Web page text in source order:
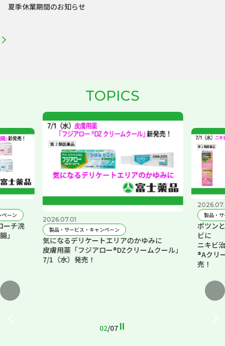
夏季休業期間のお知らせ
topics
ペーン
ーチ浣
」
2026.07.01
製品・サービス・キャンペーン
気になるデリケートエリアのかゆみに
皮膚用薬「フジアロー®DZクリームクール」
7/1（水）発売！
製品・
ポツン
ビに
ニキビ
®Aクリ
売！
02/07